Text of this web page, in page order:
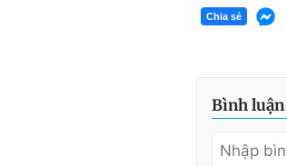
Chia sẻ
Bình luận